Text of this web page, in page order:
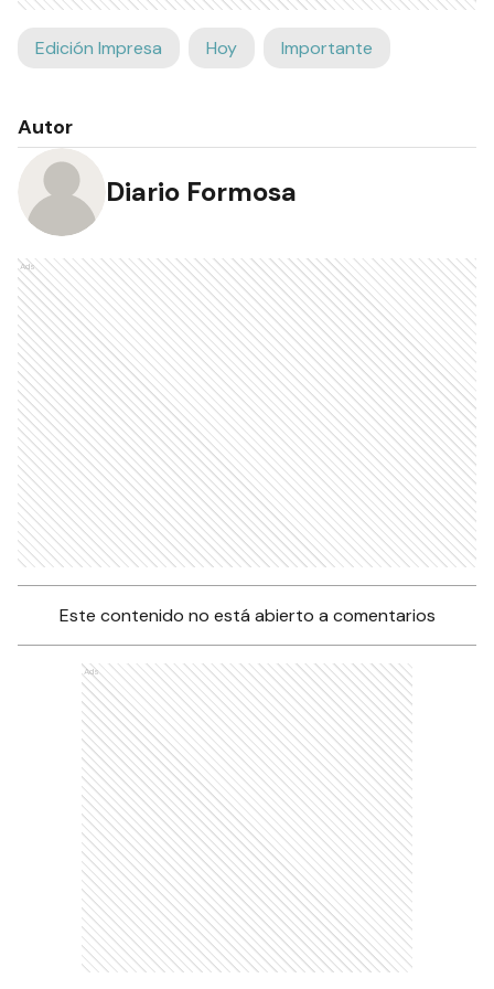
Edición Impresa Hoy Importante
Autor
Diario Formosa
Ads
Este contenido no está abierto a comentarios
Ads